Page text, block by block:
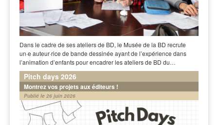
Dans le cadre de ses ateliers de BD, le Musée de la BD recrute
un·e auteur·rice de bande dessinée ayant de l’expérience dans
l’animation d’enfants pour encadrer les ateliers de BD du…
Pitch days 2026
Montrez vos projets aux éditeurs !
Publié le 26 juin 2026